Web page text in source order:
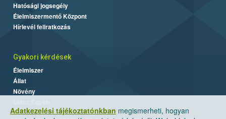
Adatkezelési tájékoztatónkban megismerheti, hogyan
Hatósági jogsegély
Élelmiszermentő Központ
Hírlevél feliratkozás
Gyakori kérdések
Élelmiszer
Állat
Növény